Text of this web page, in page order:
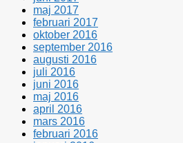
maj 2017
februari 2017
oktober 2016
september 2016
augusti 2016
juli 2016
juni 2016
maj 2016
april 2016
mars 2016
februari 2016